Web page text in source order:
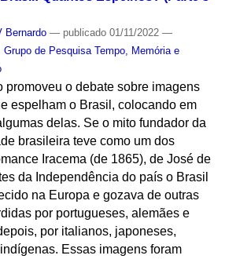
Bernardo — publicado01/11/2022 —
Grupo de Pesquisa Tempo, Memória e
promoveu o debate sobre imagens
espelham o Brasil, colocando em
delas. Se o mito fundador da
brasileira teve como um dos
Iracema (de 1865), de José de
da Independência do país o Brasil
na Europa e gozava de outras
por portugueses, alemães e
por italianos, japoneses,
Essas imagens foram